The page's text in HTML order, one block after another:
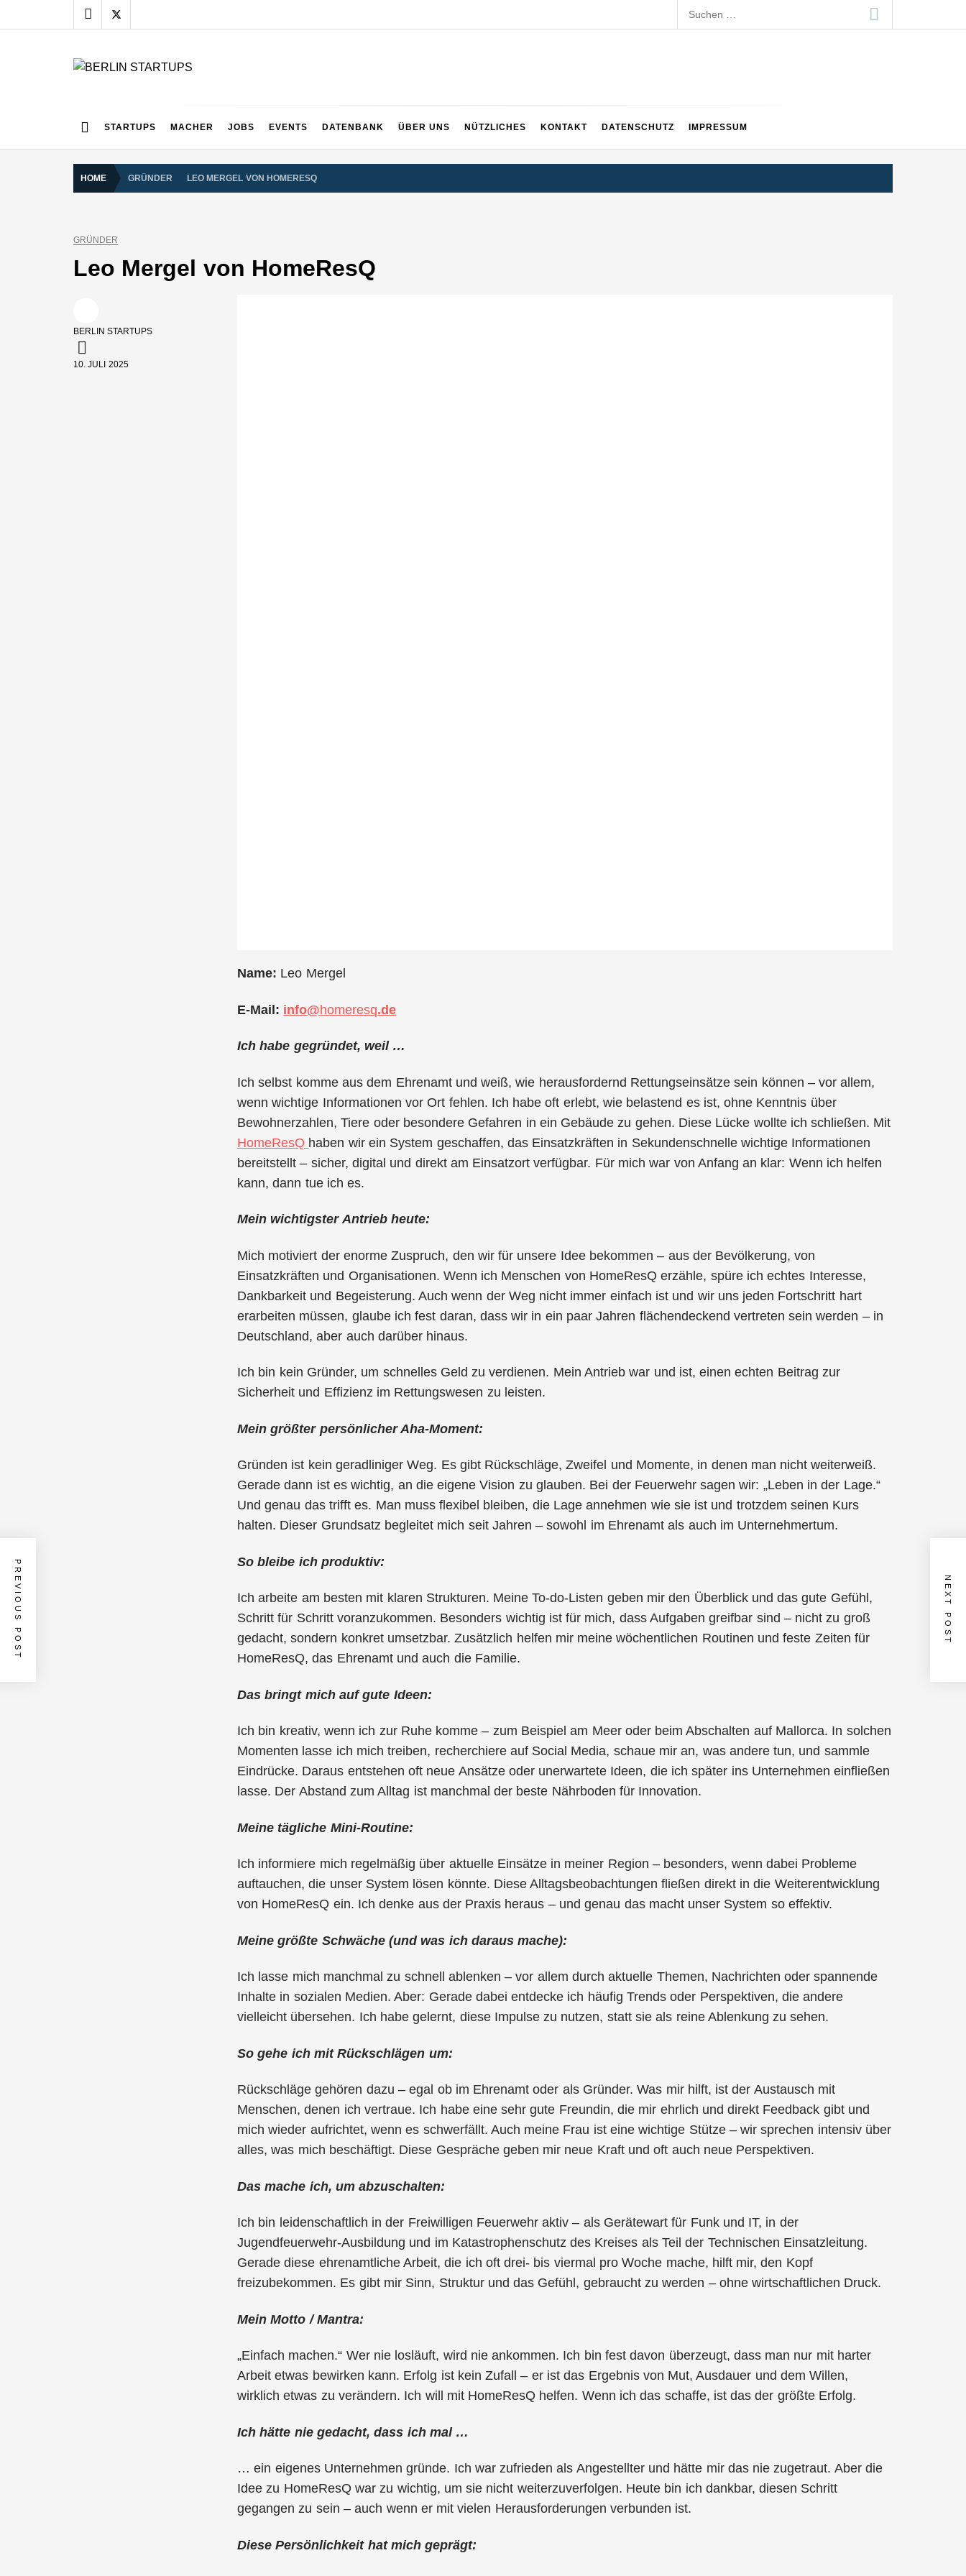
to
Suchen
nach:
STARTUPS MACHER JOBS EVENTS DATENBANK ÜBER UNS NÜTZLICHES KONTAKT DATENSCHUTZ IMPRESSUM
HOME GRÜNDER LEO MERGEL VON HOMERESQ
GRÜNDER
Leo Mergel von HomeResQ
BERLIN STARTUPS
10. JULI 2025
Name: Leo Mergel
E-Mail: info@homeresq.de
Ich habe gegründet, weil …
Ich selbst komme aus dem Ehrenamt und weiß, wie herausfordernd Rettungseinsätze sein können – vor allem,
wenn wichtige Informationen vor Ort fehlen. Ich habe oft erlebt, wie belastend es ist, ohne Kenntnis über
Bewohnerzahlen, Tiere oder besondere Gefahren in ein Gebäude zu gehen. Diese Lücke wollte ich schließen. Mit
HomeResQ haben wir ein System geschaffen, das Einsatzkräften in Sekundenschnelle wichtige Informationen
bereitstellt – sicher, digital und direkt am Einsatzort verfügbar. Für mich war von Anfang an klar: Wenn ich helfen
kann, dann tue ich es.
Mein wichtigster Antrieb heute:
Mich motiviert der enorme Zuspruch, den wir für unsere Idee bekommen – aus der Bevölkerung, von
Einsatzkräften und Organisationen. Wenn ich Menschen von HomeResQ erzähle, spüre ich echtes Interesse,
Dankbarkeit und Begeisterung. Auch wenn der Weg nicht immer einfach ist und wir uns jeden Fortschritt hart
erarbeiten müssen, glaube ich fest daran, dass wir in ein paar Jahren flächendeckend vertreten sein werden – in
Deutschland, aber auch darüber hinaus.
Ich bin kein Gründer, um schnelles Geld zu verdienen. Mein Antrieb war und ist, einen echten Beitrag zur
Sicherheit und Effizienz im Rettungswesen zu leisten.
Mein größter persönlicher Aha-Moment:
Gründen ist kein geradliniger Weg. Es gibt Rückschläge, Zweifel und Momente, in denen man nicht weiterweiß.
Gerade dann ist es wichtig, an die eigene Vision zu glauben. Bei der Feuerwehr sagen wir: „Leben in der Lage.“
Und genau das trifft es. Man muss flexibel bleiben, die Lage annehmen wie sie ist und trotzdem seinen Kurs
halten. Dieser Grundsatz begleitet mich seit Jahren – sowohl im Ehrenamt als auch im Unternehmertum.
So bleibe ich produktiv:
Ich arbeite am besten mit klaren Strukturen. Meine To-do-Listen geben mir den Überblick und das gute Gefühl,
Schritt für Schritt voranzukommen. Besonders wichtig ist für mich, dass Aufgaben greifbar sind – nicht zu groß
gedacht, sondern konkret umsetzbar. Zusätzlich helfen mir meine wöchentlichen Routinen und feste Zeiten für
HomeResQ, das Ehrenamt und auch die Familie.
Das bringt mich auf gute Ideen:
Ich bin kreativ, wenn ich zur Ruhe komme – zum Beispiel am Meer oder beim Abschalten auf Mallorca. In solchen
Momenten lasse ich mich treiben, recherchiere auf Social Media, schaue mir an, was andere tun, und sammle
Eindrücke. Daraus entstehen oft neue Ansätze oder unerwartete Ideen, die ich später ins Unternehmen einfließen
lasse. Der Abstand zum Alltag ist manchmal der beste Nährboden für Innovation.
Meine tägliche Mini-Routine:
Ich informiere mich regelmäßig über aktuelle Einsätze in meiner Region – besonders, wenn dabei Probleme
auftauchen, die unser System lösen könnte. Diese Alltagsbeobachtungen fließen direkt in die Weiterentwicklung
von HomeResQ ein. Ich denke aus der Praxis heraus – und genau das macht unser System so effektiv.
Meine größte Schwäche (und was ich daraus mache):
Ich lasse mich manchmal zu schnell ablenken – vor allem durch aktuelle Themen, Nachrichten oder spannende
Inhalte in sozialen Medien. Aber: Gerade dabei entdecke ich häufig Trends oder Perspektiven, die andere
vielleicht übersehen. Ich habe gelernt, diese Impulse zu nutzen, statt sie als reine Ablenkung zu sehen.
So gehe ich mit Rückschlägen um:
Rückschläge gehören dazu – egal ob im Ehrenamt oder als Gründer. Was mir hilft, ist der Austausch mit
Menschen, denen ich vertraue. Ich habe eine sehr gute Freundin, die mir ehrlich und direkt Feedback gibt und
mich wieder aufrichtet, wenn es schwerfällt. Auch meine Frau ist eine wichtige Stütze – wir sprechen intensiv über
alles, was mich beschäftigt. Diese Gespräche geben mir neue Kraft und oft auch neue Perspektiven.
Das mache ich, um abzuschalten:
Ich bin leidenschaftlich in der Freiwilligen Feuerwehr aktiv – als Gerätewart für Funk und IT, in der
Jugendfeuerwehr-Ausbildung und im Katastrophenschutz des Kreises als Teil der Technischen Einsatzleitung.
Gerade diese ehrenamtliche Arbeit, die ich oft drei- bis viermal pro Woche mache, hilft mir, den Kopf
freizubekommen. Es gibt mir Sinn, Struktur und das Gefühl, gebraucht zu werden – ohne wirtschaftlichen Druck.
Mein Motto / Mantra:
„Einfach machen.“ Wer nie losläuft, wird nie ankommen. Ich bin fest davon überzeugt, dass man nur mit harter
Arbeit etwas bewirken kann. Erfolg ist kein Zufall – er ist das Ergebnis von Mut, Ausdauer und dem Willen,
wirklich etwas zu verändern. Ich will mit HomeResQ helfen. Wenn ich das schaffe, ist das der größte Erfolg.
Ich hätte nie gedacht, dass ich mal …
… ein eigenes Unternehmen gründe. Ich war zufrieden als Angestellter und hätte mir das nie zugetraut. Aber die
Idee zu HomeResQ war zu wichtig, um sie nicht weiterzuverfolgen. Heute bin ich dankbar, diesen Schritt
gegangen zu sein – auch wenn er mit vielen Herausforderungen verbunden ist.
Diese Persönlichkeit hat mich geprägt:
PREVIOUS POST NEXT POST